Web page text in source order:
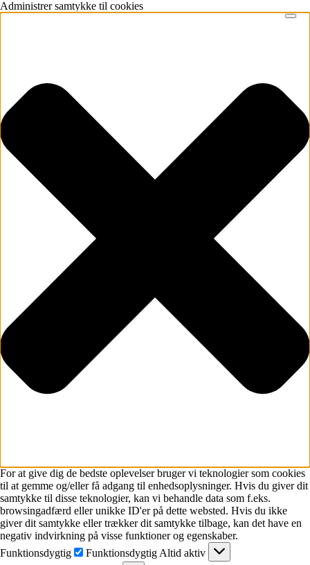
Administrer samtykke til cookies
For at give dig de bedste oplevelser bruger vi teknologier som cookies
til at gemme og/eller få adgang til enhedsoplysninger. Hvis du giver dit
samtykke til disse teknologier, kan vi behandle data som f.eks.
browsingadfærd eller unikke ID'er på dette websted. Hvis du ikke
giver dit samtykke eller trækker dit samtykke tilbage, kan det have en
negativ indvirkning på visse funktioner og egenskaber.
Funktionsdygtig
Funktionsdygtig Altid aktiv